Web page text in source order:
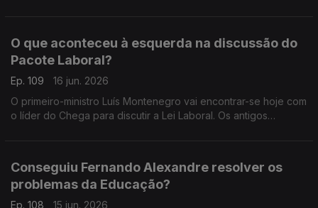
O que aconteceu à esquerda na discussão do
Pacote Laboral?
Ep. 109
16 jun. 2026
O primeiro-ministro Luís Montenegro vai encontrar-se hoje com
o líder do Chega para discutir a Lei Laboral. Os antigos
Conseguiu Fernando Alexandre resolver os
problemas da Educação?
Ep. 108
15 jun. 2026